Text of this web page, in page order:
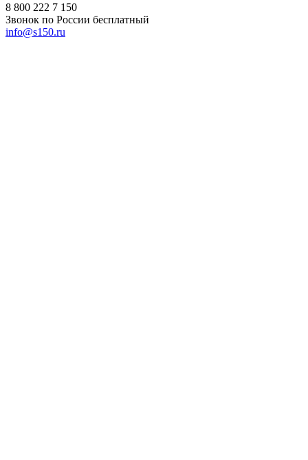
8 800 222 7 150
Звонок по России бесплатный
info@s150.ru